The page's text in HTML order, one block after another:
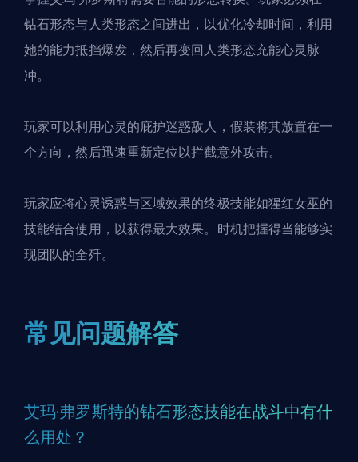
钻石形态与人类形态之间进出，以优化冷却时间，利用
她的能力抵挡爆发，然后再变回人类形态充能心灵脉
冲。
玩家可以利用心灵的庇护迷惑敌人，假装将其放置在一
个方向，然后迅速重新定位以拦截意外攻击。
玩家应将心灵诱惑与区域效果的终极技能如猩红女巫的
技能结合使用，以获得最大效果。时机把握得当能够实
现团队的全歼。
常见问题解答
艾玛·弗罗斯特的钻石形态技能在战斗中有什
么用处？